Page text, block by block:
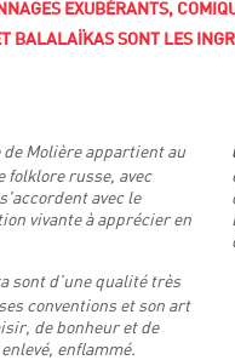
EXUBÉRANTS,
BALALAÏKAS SONT LES
de Molière appartient au
folklore russe, avec
avec le
vivante à apprécier en
sont d’une qualité très
conventions et son art
de bonheur et de
enflammé.